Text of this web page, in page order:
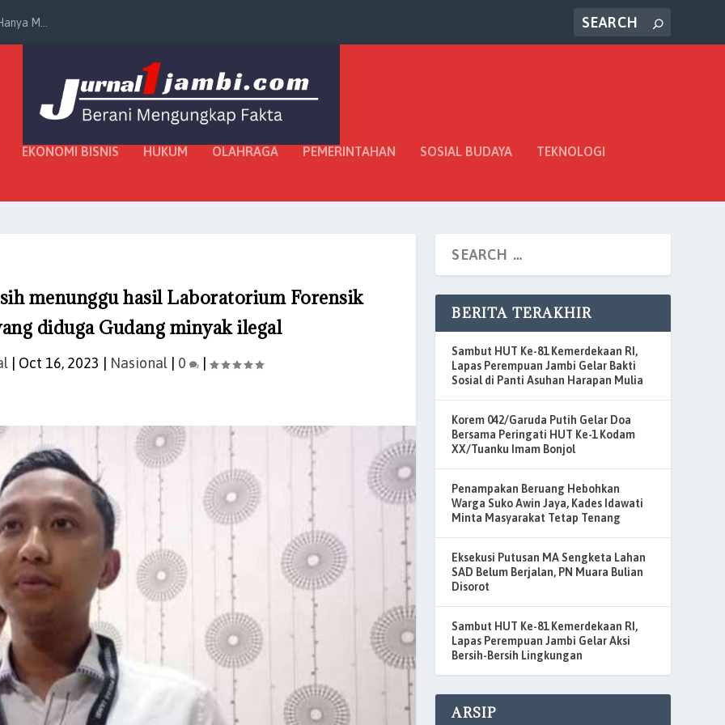
M...
EKONOMI BISNIS HUKUM OLAHRAGA PEMERINTAHAN SOSIAL BUDAYA TEKNOLOGI
menunggu hasil Laboratorium Forensik
diduga Gudang minyak ilegal
| Oct 16, 2023 Nasional| 0 |
BERITA TERAKHIR
Sambut HUT Ke-81 Kemerdekaan RI,
Lapas Perempuan Jambi Gelar Bakti
Sosial di Panti Asuhan Harapan Mulia
Korem 042/Garuda Putih Gelar Doa
Bersama Peringati HUT Ke-1 Kodam
XX/Tuanku Imam Bonjol
Penampakan Beruang Hebohkan
Warga Suko Awin Jaya, Kades Idawati
Minta Masyarakat Tetap Tenang
Eksekusi Putusan MA Sengketa Lahan
SAD Belum Berjalan, PN Muara Bulian
Disorot
Sambut HUT Ke-81 Kemerdekaan RI,
Lapas Perempuan Jambi Gelar Aksi
Bersih-Bersih Lingkungan
ARSIP